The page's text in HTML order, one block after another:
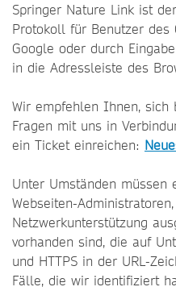
Springer Nature Link ist
Protokoll für Benutzer des
Google oder durch
in die Adressleiste des
Wir empfehlen Ihnen,
Fragen mit uns in
ein Ticket einreichen:
Unter Umständen müssen
Webseiten-
Netzwerkunterstützung
vorhanden sind, die auf
und HTTPS in der URL-
Fälle, die wir identifiziert